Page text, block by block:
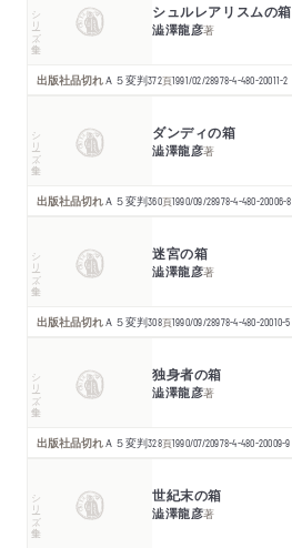
シリーズ・全集 シュルレアリスムの箱
澁澤龍彦著
出版社品切れＡ５変判372頁1991/02/28978-4-480-20011-2
シリーズ・全集 ダンディの箱
澁澤龍彦著
出版社品切れＡ５変判360頁1990/09/28978-4-480-20006-8
シリーズ・全集 迷宮の箱
澁澤龍彦著
出版社品切れＡ５変判308頁1990/09/28978-4-480-20010-5
シリーズ・全集 独身者の箱
澁澤龍彦著
出版社品切れＡ５変判328頁1990/07/20978-4-480-20009-9
シリーズ・全集 世紀末の箱
澁澤龍彦著